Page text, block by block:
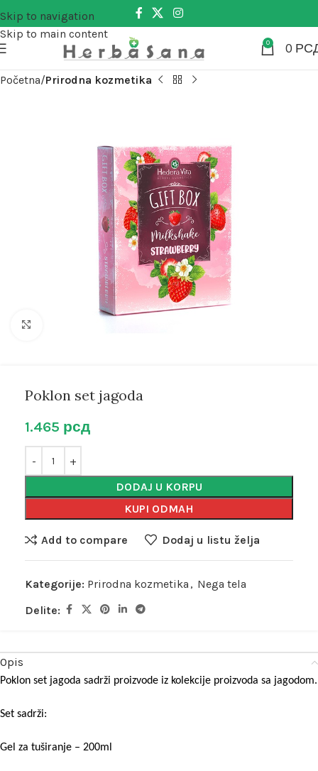
Skip to navigation
Skip to main content
0 0
Početna Prirodna kozmetika
Poklon set jagoda
1.465 рсд
DODAJ U KORPU
KUPI ODMAH
Add to compare Dodaj u listu želja
Kategorije: Prirodna kozmetika , Nega tela
Delite:
Opis
Poklon set jagoda sadrži proizvode iz kolekcije proizvoda sa jagodom.
Set sadrži:
Gel za tuširanje – 200ml